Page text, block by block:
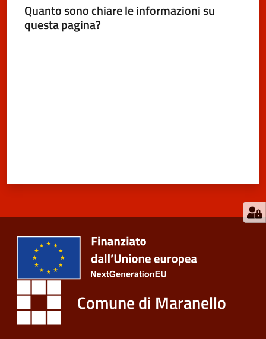
Quanto sono chiare le informazioni su
questa pagina?
Comune di Maranello